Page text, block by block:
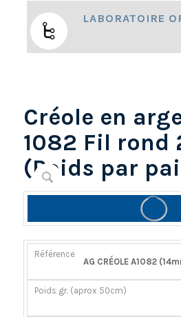
LABORATOIRE
Créole en
1082 Fil rond
(Poids par
RÉFÉRENCE
POIDS
(APROX
AG CRÉOLE A1082